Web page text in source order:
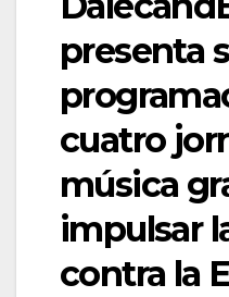
presenta
cuatro
música
impulsar
contra la